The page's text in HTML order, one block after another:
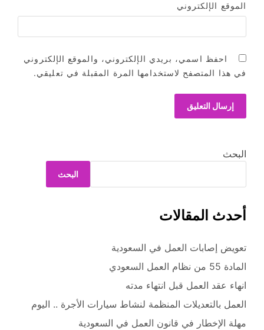
الموقع الإلكتروني
احفظ اسمي، بريدي الإلكتروني، والموقع الإلكتروني
في هذا المتصفح لاستخدامها المرة المقبلة في تعليقي.
البحث
البحث
أحدث المقالات
تعويض إصابات العمل في السعودية
المادة 55 من نظام العمل السعودي
انهاء عقد العمل قبل انتهاء مدته
العمل بالتعديلات المنظمة لنشاط سيارات الأجرة .. اليوم
مهلة الإخطار في قانون العمل في السعودية